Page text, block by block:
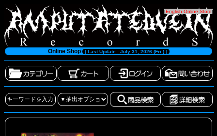
[English Online Store]
Online Shop [ Last Update : July 31, 2026 (Fri.) ]